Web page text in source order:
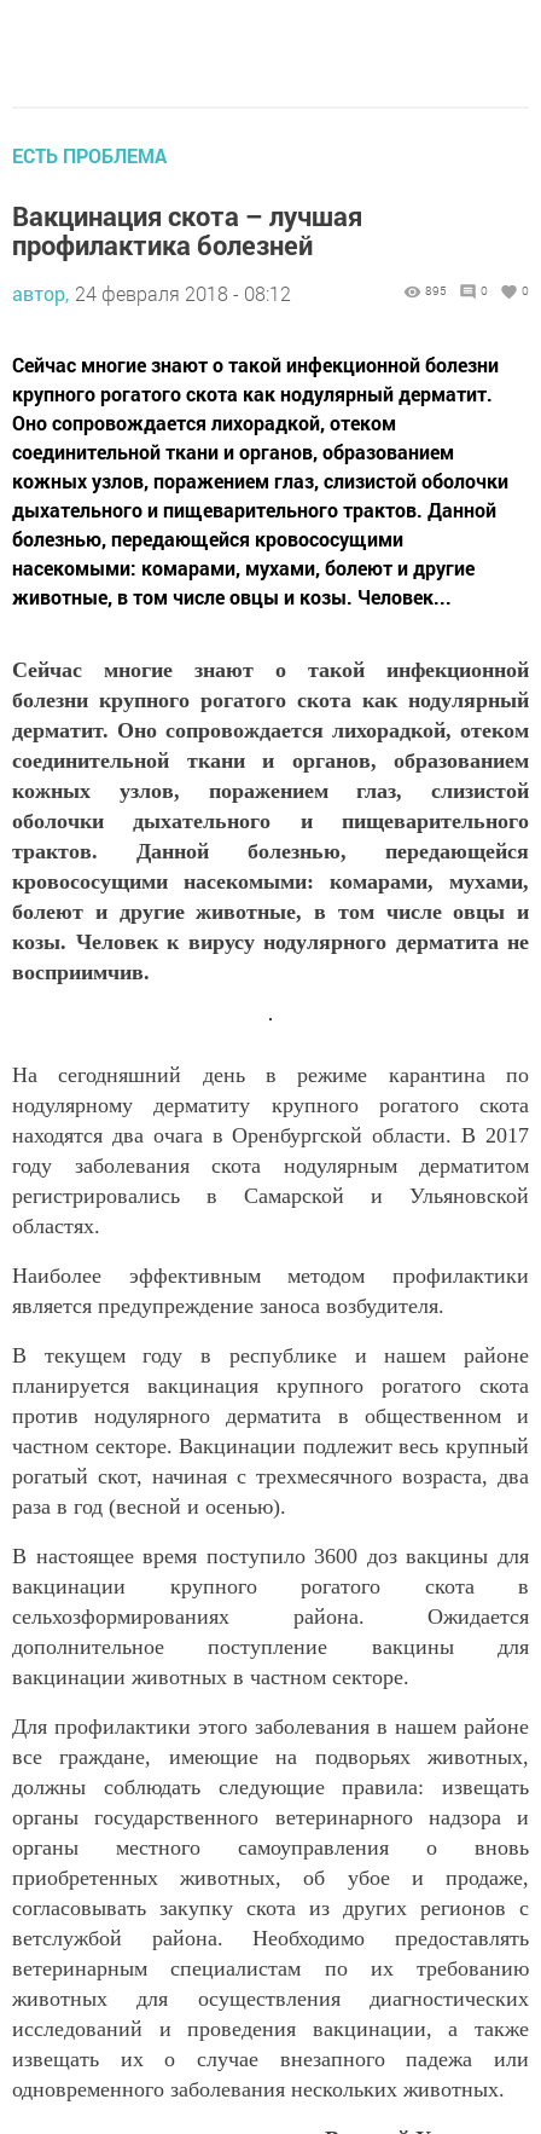
ЕСТЬ ПРОБЛЕМА
Вакцинация скота – лучшая
профилактика болезней
автор, 24 февраля 2018 - 08:12 895 0 0
Сейчас многие знают о такой инфекционной болезни
крупного рогатого скота как нодулярный дерматит.
Оно сопровождается лихорадкой, отеком
соединительной ткани и органов, образованием
кожных узлов, поражением глаз, слизистой оболочки
дыхательного и пищеварительного трактов. Данной
болезнью, передающейся кровососущими
насекомыми: комарами, мухами, болеют и другие
животные, в том числе овцы и козы. Человек...
Сейчас многие знают о такой инфекционной
болезни крупного рогатого скота как нодулярный
дерматит. Оно сопровождается лихорадкой, отеком
соединительной ткани и органов, образованием
кожных узлов, поражением глаз, слизистой
оболочки дыхательного и пищеварительного
трактов. Данной болезнью, передающейся
кровососущими насекомыми: комарами, мухами,
болеют и другие животные, в том числе овцы и
козы. Человек к вирусу нодулярного дерматита не
восприимчив.
На сегодняшний день в режиме карантина по
нодулярному дерматиту крупного рогатого скота
находятся два очага в Оренбургской области. В 2017
году заболевания скота нодулярным дерматитом
регистрировались в Самарской и Ульяновской
областях.
Наиболее эффективным методом профилактики
является предупреждение заноса возбудителя.
В текущем году в республике и нашем районе
планируется вакцинация крупного рогатого скота
против нодулярного дерматита в общественном и
частном секторе. Вакцинации подлежит весь крупный
рогатый скот, начиная с трехмесячного возраста, два
раза в год (весной и осенью).
В настоящее время поступило 3600 доз вакцины для
вакцинации крупного рогатого скота в
сельхозформированиях района. Ожидается
дополнительное поступление вакцины для
вакцинации животных в частном секторе.
Для профилактики этого заболевания в нашем районе
все граждане, имеющие на подворьях животных,
должны соблюдать следующие правила: извещать
органы государственного ветеринарного надзора и
органы местного самоуправления о вновь
приобретенных животных, об убое и продаже,
согласовывать закупку скота из других регионов с
ветслужбой района. Необходимо предоставлять
ветеринарным специалистам по их требованию
животных для осуществления диагностических
исследований и проведения вакцинации, а также
извещать их о случае внезапного падежа или
одновременного заболевания нескольких животных.